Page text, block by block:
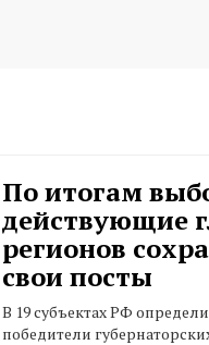
По итогам
действующие
регионов
свои посты
В 19 субъектах РФ
победители